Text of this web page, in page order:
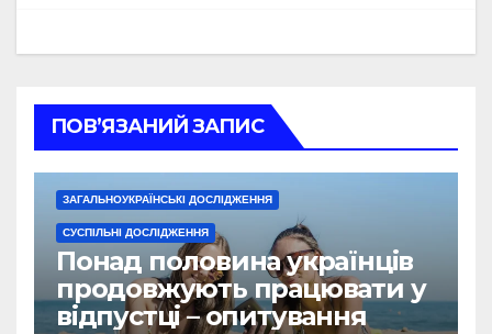
ПОВ’ЯЗАНИЙ ЗАПИС
ЗАГАЛЬНОУКРАЇНСЬКІ ДОСЛІДЖЕННЯ
СУСПІЛЬНІ ДОСЛІДЖЕННЯ
Понад половина українців
продовжують працювати у
відпустці – опитування